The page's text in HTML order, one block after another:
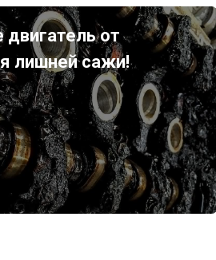
от
лишней сажи!